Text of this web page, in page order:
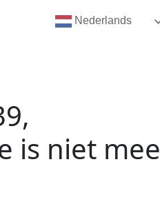
is niet
Nederlands